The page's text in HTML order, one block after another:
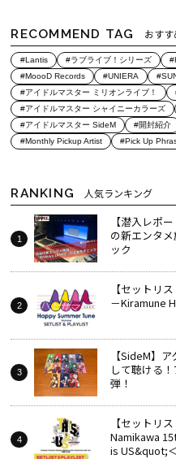
RECOMMEND TAG おす
#Lantis #ラブライブ！シリーズ
#MoooD Records
#UNIERA
#アイドルマスター ミリオンライブ！
#アイドルマスター シャイニーカラーズ
#アイドルマスター SideM
#開封紹介
#Monthly Pickup Artist
#Pick Up
RANKING 人気ランキング
【潜入レポ
の新エンタ
ック
【セットリ
－Kiramune
【SideM】
して聴ける
弾！
【セットリ
Namikawa
is US&quot;